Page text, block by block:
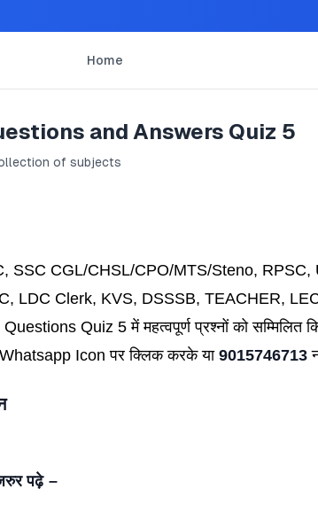
Home
and Answers Quiz 5
of subjects
SSC CGL/CHSL/CPO/MTS/Steno, RPSC,
LDC Clerk, KVS, DSSSB, TEACHER,
Quiz 5 में महत्वपूर्ण प्रश्नों को सम्मिलित
Whatsapp Icon पर क्लिक करके या 9015746713
पढ़े –